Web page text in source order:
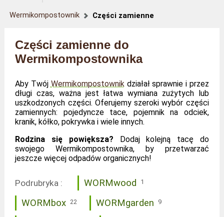
Wermikompostownik Części zamienne
Części zamienne do
Wermikompostownika
Aby Twój Wermikompostownikdziałał sprawnie i przez
długi czas, ważna jest łatwa wymiana zużytych lub
uszkodzonych części. Oferujemy szeroki wybór części
zamiennych: pojedyncze tace, pojemnik na odciek,
kranik, kółko, pokrywka i wiele innych.
Rodzina się powiększa? Dodaj kolejną tacę do
swojego Wermikompostownika, by przetwarzać
jeszcze więcej odpadów organicznych!
Podrubryka : WORMwood 1
WORMbox 22 WORMgarden 9